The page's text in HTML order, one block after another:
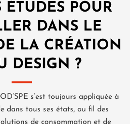
ÉTUDES POUR
DANS LE
LA CRÉATION
DESIGN ?
s’est toujours appliquée à
dans tous ses états, au fil des
de consommation et de